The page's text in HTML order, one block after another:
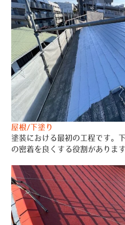
屋根/下塗り
塗装における最初の工程です。
の密着を良くする役割があります